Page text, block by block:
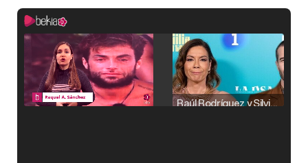
Raúl Rodríguez y Silvia Taulés nos cuentan su papel en 'La familia de la tele'